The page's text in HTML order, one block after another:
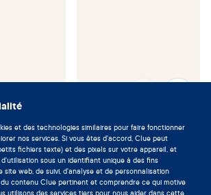
et des technologies similaires pour faire fonctionner
nos services. Si vous êtes d'accord, Clue peut
fichiers texte) et des pixels sur votre appareil, et
sous un identifiant unique à des fins
web, de suivi, d'analyse et de personnalisation
contenu Clue pertinent et comprendre ce qui motive
utilisons des services tiers pour nous aider dans cette
avec votre
l'app Clue